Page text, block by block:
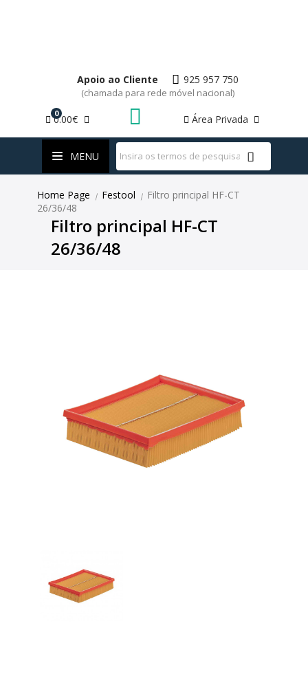
WhatsApp
Apoio ao Cliente 925 957 750
(chamada para rede móvel nacional)
Área Privada
0
0.00€
MENU
Home Page | Festool | Filtro principal HF-CT
26/36/48
Filtro principal HF-CT
26/36/48